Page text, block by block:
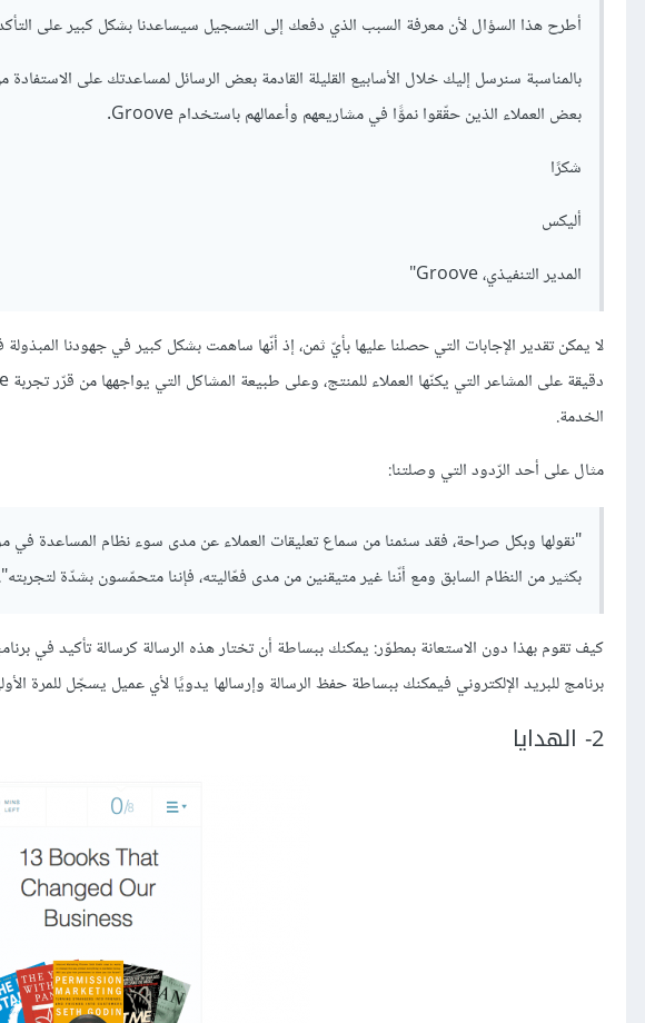
أطرح هذا السؤال لأن معرفة السبب الذي دفعك إلى التسجيل سيساعدنا بشكل كبير على
بعض العملاء الذين حقّقوا نموًّا في مشاريعهم وأعمالهم باستخدام Groove.
شكرًا
أليكس
المدير التنفيذي، Groove"
لا يمكن تقدير الإجابات التي حصلنا عليها بأيّ ثمن، إذ أنّها ساهمت بشكل كبير في جهودنا
الخدمة.
مثال على أحد الرّدود التي وصلتنا:
بكثير من النظام السابق ومع أنّنا غير متيقنين من مدى فعّاليته، فإننا متحمّسون بشدّة لتجربته".
برنامج للبريد الإلكتروني فيمكنك ببساطة حفظ الرسالة وإرسالها يدويًا لأي عميل يسجّل للمرة
2- الهدايا